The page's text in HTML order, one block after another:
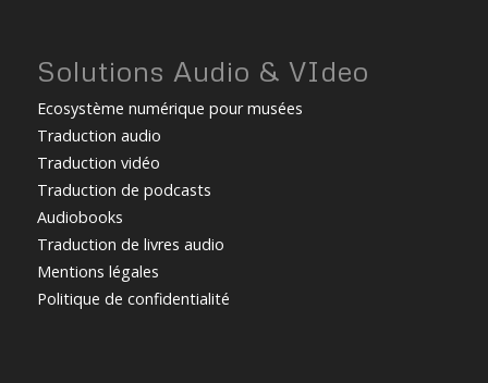
Solutions Audio & VIdeo
Ecosystème numérique pour musées
Traduction audio
Traduction vidéo
Traduction de podcasts
Audiobooks
Traduction de livres audio
Mentions légales
Politique de confidentialité